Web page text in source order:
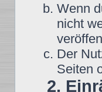
Wenn
nicht
Der
Seiten
2.